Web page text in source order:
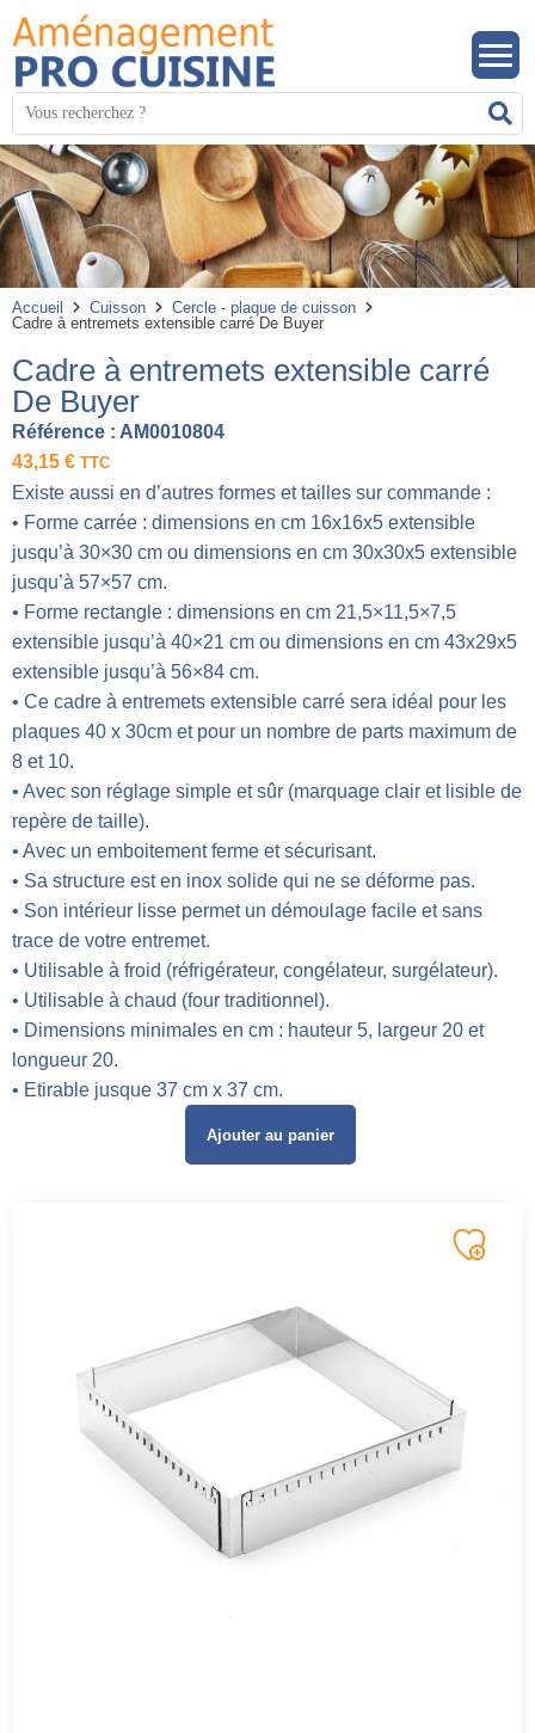
Mots
clés
:
Accueil Cuisson
Cercle - plaque de cuisson
Cadre à entremets extensible carré De Buyer
Cadre à entremets extensible carré
De Buyer
Référence : AM0010804
43,15 € TTC
Existe aussi en d’autres formes et tailles sur commande :
• Forme carrée : dimensions en cm 16x16x5 extensible
jusqu’à 30×30 cm ou dimensions en cm 30x30x5 extensible
jusqu’à 57×57 cm.
• Forme rectangle : dimensions en cm 21,5×11,5×7,5
extensible jusqu’à 40×21 cm ou dimensions en cm 43x29x5
extensible jusqu’à 56×84 cm.
• Ce cadre à entremets extensible carré sera idéal pour les
plaques 40 x 30cm et pour un nombre de parts maximum de
8 et 10.
• Avec son réglage simple et sûr (marquage clair et lisible de
repère de taille).
• Avec un emboitement ferme et sécurisant.
• Sa structure est en inox solide qui ne se déforme pas.
• Son intérieur lisse permet un démoulage facile et sans
trace de votre entremet.
• Utilisable à froid (réfrigérateur, congélateur, surgélateur).
• Utilisable à chaud (four traditionnel).
• Dimensions minimales en cm : hauteur 5, largeur 20 et
longueur 20.
• Etirable jusque 37 cm x 37 cm.
Ajouter au panier
Panneau de gestion des cookies